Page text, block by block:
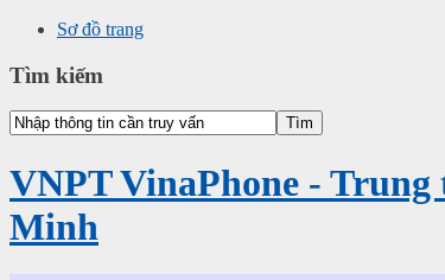
Sơ đồ trang
Tìm kiếm
VNPT VinaPhone -
Minh